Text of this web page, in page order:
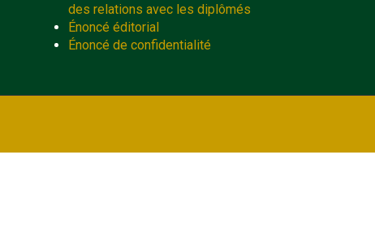
des relations avec les diplômés
Énoncé éditorial
Énoncé de confidentialité